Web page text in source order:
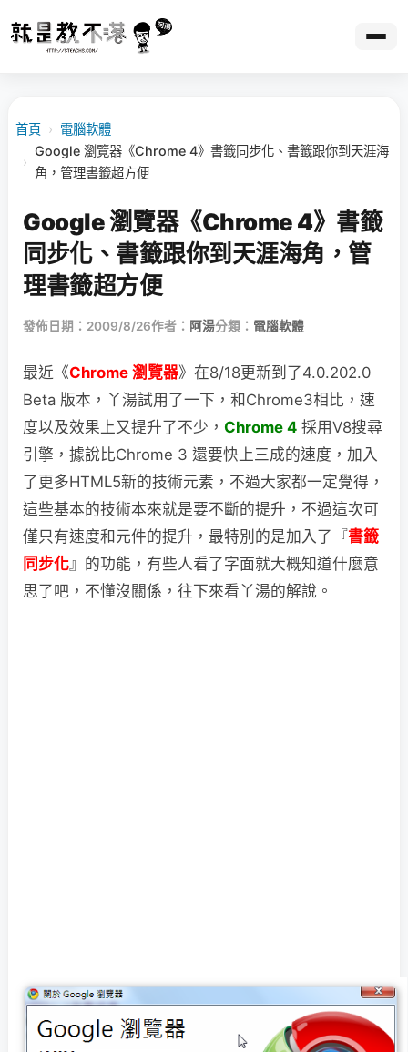
首頁 › 電腦軟體
›
Google 瀏覽器《Chrome 4》書籤同步化、書籤跟你到天涯海
角，管理書籤超方便
Google 瀏覽器《Chrome 4》書籤
同步化、書籤跟你到天涯海角，管
理書籤超方便
發佈日期：2009/8/26作者： 阿湯分類： 電腦軟體
最近《Chrome 瀏覽器》在8/18更新到了4.0.202.0
Beta 版本，丫湯試用了一下，和Chrome3相比，速
度以及效果上又提升了不少， Chrome 4 採用V8搜尋
引擎，據說比Chrome 3 還要快上三成的速度，加入
了更多HTML5新的技術元素，不過大家都一定覺得，
這些基本的技術本來就是要不斷的提升，不過這次可
僅只有速度和元件的提升，最特別的是加入了『書籤
同步化』的功能，有些人看了字面就大概知道什麼意
思了吧，不懂沒關係，往下來看丫湯的解說。